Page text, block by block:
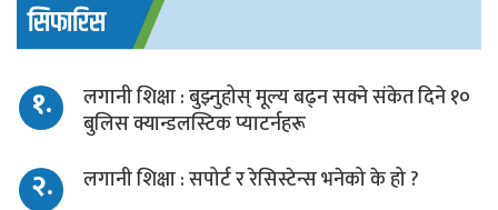
सिफारिस
१.
लगानी शिक्षा : बुझ्नुहोस् मूल्य बढ्न सक्ने संकेत दिने १०
बुलिस क्यान्डलस्टिक प्याटर्नहरू
२. लगानी शिक्षा : सपोर्ट र रेसिस्टेन्स भनेको के हो ?